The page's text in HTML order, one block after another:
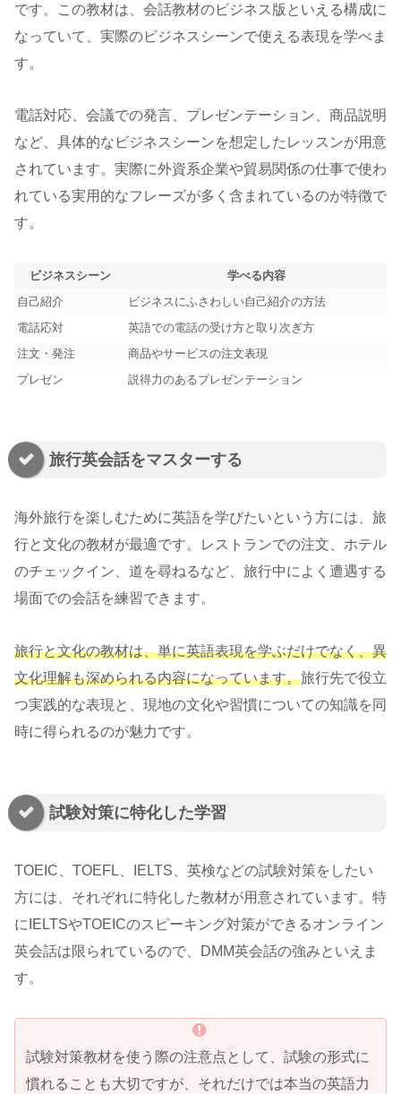
です。この教材は、会話教材のビジネス版といえる構成に
なっていて、実際のビジネスシーンで使える表現を学べま
す。
電話対応、会議での発言、プレゼンテーション、商品説明
など、具体的なビジネスシーンを想定したレッスンが用意
されています。実際に外資系企業や貿易関係の仕事で使わ
れている実用的なフレーズが多く含まれているのが特徴で
す。
ビジネスシーン
学べる内容
自己紹介
ビジネスにふさわしい自己紹介の方法
電話応対
英語での電話の受け方と取り次ぎ方
注文・発注
商品やサービスの注文表現
プレゼン
説得力のあるプレゼンテーション
旅行英会話をマスターする
海外旅行を楽しむために英語を学びたいという方には、旅
行と文化の教材が最適です。レストランでの注文、ホテル
のチェックイン、道を尋ねるなど、旅行中によく遭遇する
場面での会話を練習できます。
旅行と文化の教材は、単に英語表現を学ぶだけでなく、異
文化理解も深められる内容になっています。旅行先で役立
つ実践的な表現と、現地の文化や習慣についての知識を同
時に得られるのが魅力です。
試験対策に特化した学習
TOEIC、TOEFL、IELTS、英検などの試験対策をしたい
方には、それぞれに特化した教材が用意されています。特
にIELTSやTOEICのスピーキング対策ができるオンライン
英会話は限られているので、DMM英会話の強みといえま
す。
試験対策教材を使う際の注意点として、試験の形式に
慣れることも大切ですが、それだけでは本当の英語力